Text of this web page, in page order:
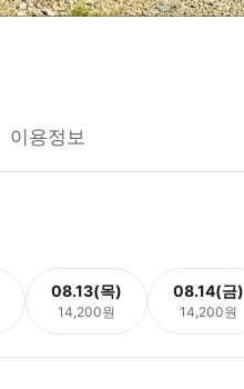
이용정보
08.13(목)
14,200원
08.14(금)
14,200원